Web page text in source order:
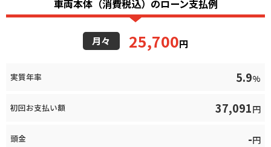
車両本体（消費税込）のローン支払例
月々 25,700円
実質年率 5.9%
初回お支払い額 37,091円
頭金 -円